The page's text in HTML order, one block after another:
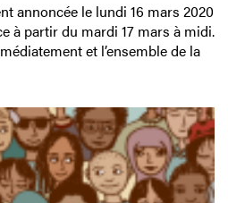
annoncée le lundi 16 mars 2020
à partir du mardi 17 mars à midi.
et l’ensemble de la